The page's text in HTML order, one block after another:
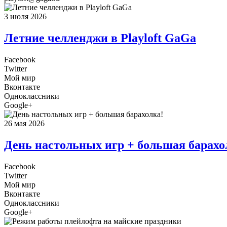
3 июля 2026
Летние челленджи в Playloft GaGa
Facebook
Twitter
Мой мир
Вконтакте
Одноклассники
Google+
26 мая 2026
День настольных игр + большая
Facebook
Twitter
Мой мир
Вконтакте
Одноклассники
Google+